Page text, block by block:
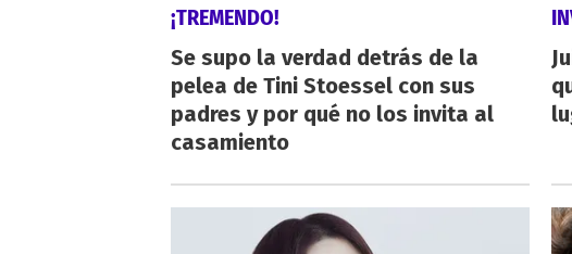
¡TREMENDO!
Se supo la verdad detrás de la
pelea de Tini Stoessel con sus
padres y por qué no los invita al
casamiento